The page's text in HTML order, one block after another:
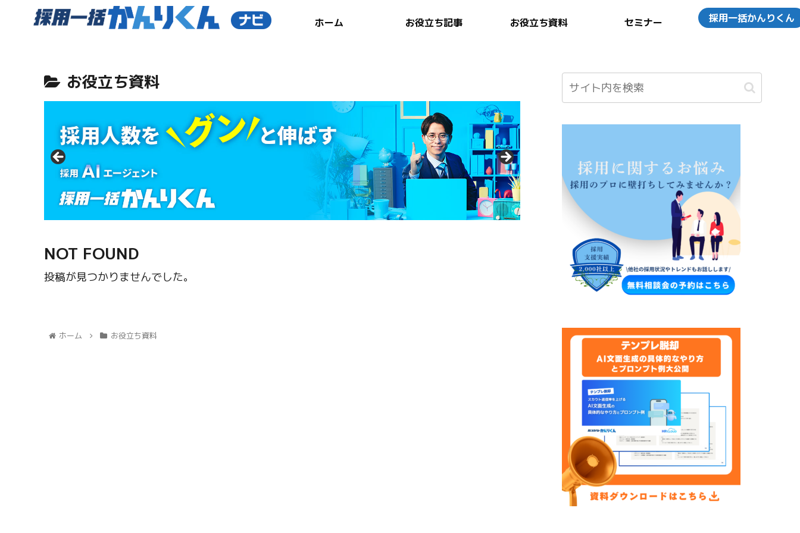
ホーム お役立ち記事 お役立ち資料 セミナー 採用一括かんりくん
お役立ち資料
NOT FOUND
投稿が見つかりませんでした。
ホーム お役立ち資料